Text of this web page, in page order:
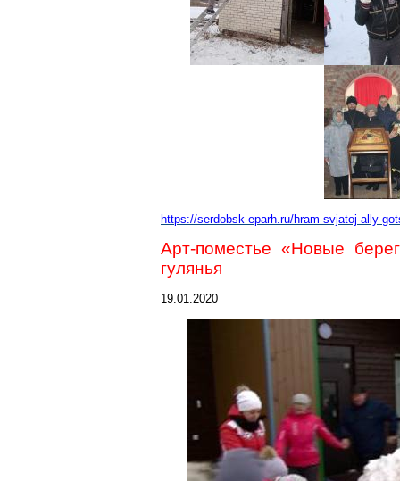
https://serdobsk-eparh.ru/hram-svjatoj-ally-
Арт-поместье «Новые
гулянья
19.01.2020